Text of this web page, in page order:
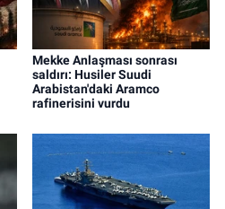
Mekke Anlaşması sonrası
saldırı: Husiler Suudi
Arabistan'daki Aramco
rafinerisini vurdu